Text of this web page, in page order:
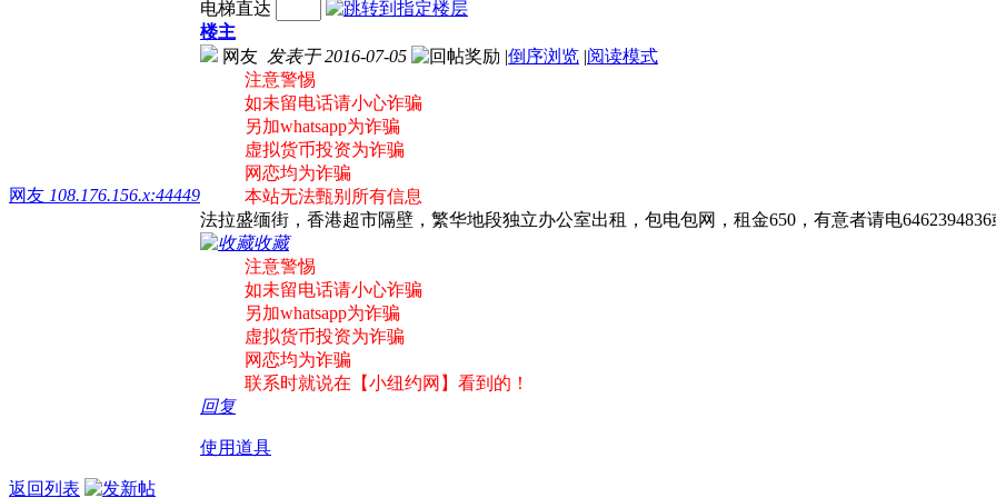
网友 108.176.156.x:44449
电梯直达
楼主
网友 发表于 2016-07-05 |倒序浏览 |阅读模式
注意警惕
如未留电话请小心诈骗
另加whatsapp为诈骗
虚拟货币投资为诈骗
网恋均为诈骗
本站无法甄别所有信息
法拉盛缅街，香港超市隔壁，繁华地段独立办公室出租，包电包网，租金650，有意者请电6462394836
收藏
注意警惕
如未留电话请小心诈骗
另加whatsapp为诈骗
虚拟货币投资为诈骗
网恋均为诈骗
联系时就说在【小纽约网】看到的！
回复
使用道具
返回列表